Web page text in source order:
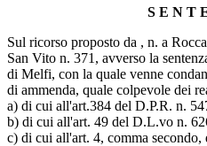
S E N T
Sul ricorso proposto da , n. a
San Vito n. 371, avverso la
di Melfi, con la quale venne
di ammenda, quale colpevole dei
a) di cui all'art.384 del D.P.R. n.
b) di cui all'art. 49 del D.L.vo n.
c) di cui all'art. 4, comma